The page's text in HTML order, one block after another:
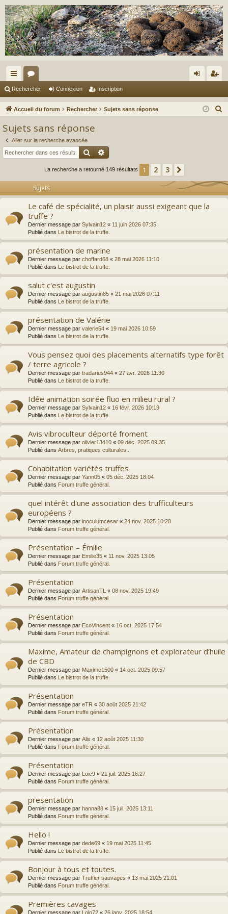
ac
co
ci
s
or
u ne cri
Rechercher Connexion Inscription
Accueil du forum Rechercher Sujets sans réponse
e
Sujets sans réponse
Aller sur la recherche avancée
Rechercher
La recherche a retourné 149 résultats 1 2 3
Sujets
Le café de spécialité, un plaisir aussi exigeant que la
truffe ?
Dernier message par Sylvain12 « 11 juin 2026 07:35
Publié dans
Le bistrot de la truffe.
présentation de marine
Dernier message par choffard68 « 28 mai 2026 11:10
Publié dans
Le bistrot de la truffe.
salut c'est augustin
Dernier message par augustin85 « 21 mai 2026 07:11
Publié dans
Le bistrot de la truffe.
présentation de Valérie
Dernier message par valerie54 « 19 mai 2026 10:59
Publié dans
Le bistrot de la truffe.
Vous pensez quoi des placements alternatifs type forêt
/ terre agricole ?
Dernier message par tradarius944 « 27 avr. 2026 11:30
Publié dans
Le bistrot de la truffe.
Idée animation soirée fluo en milieu rural ?
Dernier message par Sylvain12 « 16 févr. 2026 10:19
Publié dans
Le bistrot de la truffe.
Avis vibroculteur déporté froment
Dernier message par olivier13410 « 09 déc. 2025 09:35
Publié dans Arbres, pratiques culturales...
Cohabitation variétés truffes
Dernier message par Yann05 « 05 déc. 2025 18:04
Publié dans Forum truffe général.
quel intérêt d'une association des trufficulteurs
européens ?
Dernier message par inoculumcesar « 24 nov. 2025 10:28
Publié dans Forum truffe général.
Présentation – Émilie
Dernier message par Emilie35 « 11 nov. 2025 13:05
Publié dans Forum truffe général.
Présentation
Dernier message par ArtisanTL « 08 nov. 2025 19:49
Publié dans Forum truffe général.
Présentation
Dernier message par EcoVincent « 16 oct. 2025 17:54
Publié dans Forum truffe général.
Maxime, Amateur de champignons et explorateur d’huile
de CBD
Dernier message par Maxime1500 « 14 oct. 2025 09:57
Publié dans
Le bistrot de la truffe.
Présentation
Dernier message par eTR « 30 août 2025 21:42
Publié dans Forum truffe général.
Présentation
Dernier message par Alix « 12 août 2025 11:30
Publié dans Forum truffe général.
Présentation
Dernier message par Loic9 « 21 juil. 2025 16:27
Publié dans Forum truffe général.
presentation
Dernier message par hanna88 « 15 juil. 2025 13:11
Publié dans Forum truffe général.
Hello !
Dernier message par dede69 « 19 mai 2025 11:45
Publié dans
Le bistrot de la truffe.
Bonjour à tous et toutes.
Dernier message par Truffier sauvages « 13 mai 2025 21:01
Publié dans Forum truffe général.
Premières cavages
Dernier message par Lolo72 « 26 janv. 2025 18:54